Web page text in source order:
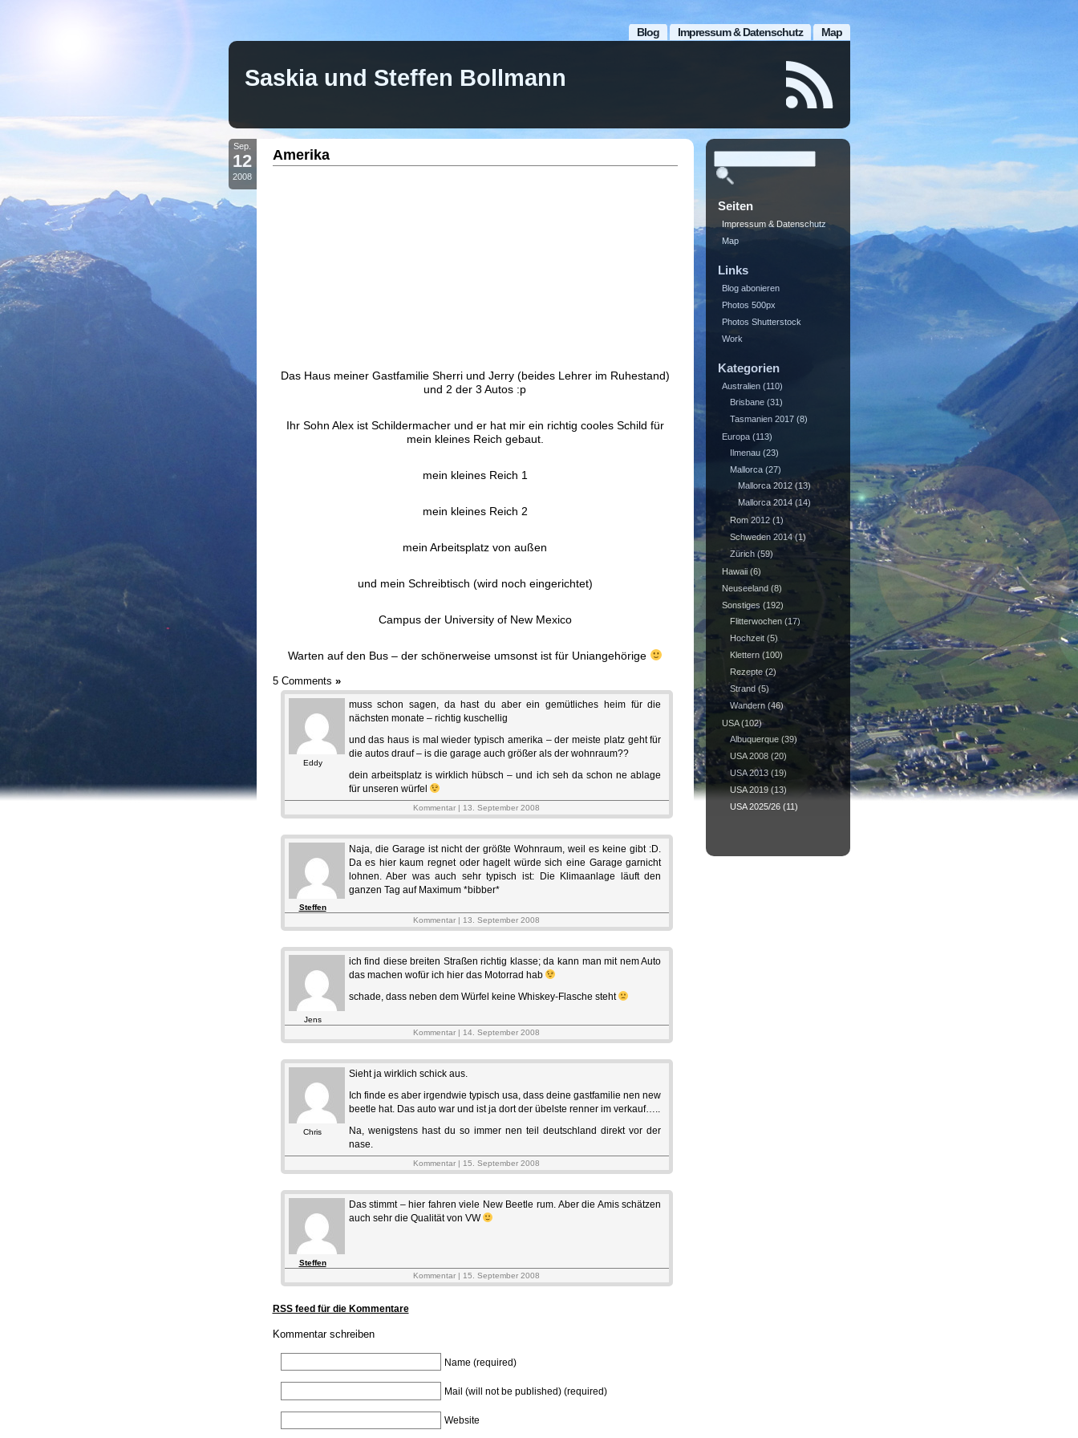
Map
Impressum & Datenschutz
Blog
Saskia und Steffen Bollmann
Sep.
12
2008
Amerika
Das Haus meiner Gastfamilie Sherri und Jerry (beides Lehrer im Ruhestand)
und 2 der 3 Autos :p
Ihr Sohn Alex ist Schildermacher und er hat mir ein richtig cooles Schild für
mein kleines Reich gebaut.
mein kleines Reich 1
mein kleines Reich 2
mein Arbeitsplatz von außen
und mein Schreibtisch (wird noch eingerichtet)
Campus der University of New Mexico
Warten auf den Bus – der schönerweise umsonst ist für Uniangehörige
5 Comments »
Eddy
muss schon sagen, da hast du aber ein gemütliches heim für die
nächsten monate – richtig kuschellig
und das haus is mal wieder typisch amerika – der meiste platz geht für
die autos drauf – is die garage auch größer als der wohnraum??
dein arbeitsplatz is wirklich hübsch – und ich seh da schon ne ablage
für unseren würfel
Kommentar | 13. September 2008
Steffen
Naja, die Garage ist nicht der größte Wohnraum, weil es keine gibt :D.
Da es hier kaum regnet oder hagelt würde sich eine Garage garnicht
lohnen. Aber was auch sehr typisch ist: Die Klimaanlage läuft den
ganzen Tag auf Maximum *bibber*
Kommentar | 13. September 2008
Jens
ich find diese breiten Straßen richtig klasse; da kann man mit nem Auto
das machen wofür ich hier das Motorrad hab
schade, dass neben dem Würfel keine Whiskey-Flasche steht
Kommentar | 14. September 2008
Chris
Sieht ja wirklich schick aus.
Ich finde es aber irgendwie typisch usa, dass deine gastfamilie nen new
beetle hat. Das auto war und ist ja dort der übelste renner im verkauf…..
Na, wenigstens hast du so immer nen teil deutschland direkt vor der
nase.
Kommentar | 15. September 2008
Steffen
Das stimmt – hier fahren viele New Beetle rum. Aber die Amis schätzen
auch sehr die Qualität von VW
Kommentar | 15. September 2008
RSS feed für die Kommentare
Kommentar schreiben
Name (required)
Mail (will not be published) (required)
Website
Seiten
Impressum & Datenschutz
Map
Links
Blog abonieren
Photos 500px
Photos Shutterstock
Work
Kategorien
Australien(110)
Brisbane(31)
Tasmanien 2017(8)
Europa(113)
Ilmenau(23)
Mallorca(27)
Mallorca 2012(13)
Mallorca 2014(14)
Rom 2012(1)
Schweden 2014(1)
Zürich(59)
Hawaii(6)
Neuseeland(8)
Sonstiges (192)
Flitterwochen(17)
Hochzeit(5)
Klettern(100)
Rezepte(2)
Strand(5)
Wandern(46)
USA(102)
Albuquerque(39)
USA 2008(20)
USA 2013(19)
USA 2019(13)
USA 2025/26(11)